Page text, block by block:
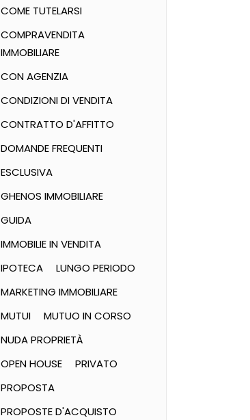
COME TUTELARSI
COMPRAVENDITA
IMMOBILIARE
CON AGENZIA
CONDIZIONI DI VENDITA
CONTRATTO D'AFFITTO
DOMANDE FREQUENTI
ESCLUSIVA
GHENOS IMMOBILIARE
GUIDA
IMMOBILIE IN VENDITA
IPOTECA
LUNGO PERIODO
MARKETING IMMOBILIARE
MUTUI
MUTUO IN CORSO
NUDA PROPRIETÀ
OPEN HOUSE
PRIVATO
PROPOSTA
PROPOSTE D'ACQUISTO